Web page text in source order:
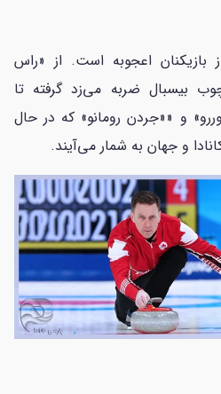
از بازیکنان اعجوبه است. از «راس
که سال ۱۹۰۹ به چوب بیسبال ضربه می‌زد گرفته تا
و ««جردن رومانو» که در حال
و جهان به شمار می‌آیند.